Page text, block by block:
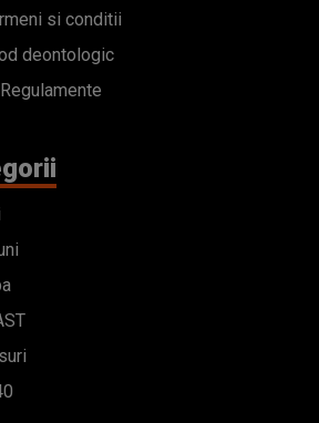
si conditii
deontologic
Regulamente